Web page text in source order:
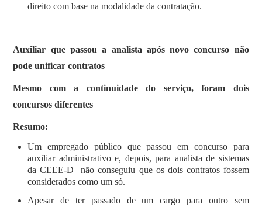
direito com base na modalidade da contratação.
Auxiliar que passou a analista após novo concurso não
pode unificar contratos
Mesmo com a continuidade do serviço, foram dois
concursos diferentes
Resumo:
Um empregado público que passou em concurso para
auxiliar administrativo e, depois, para analista de sistemas
da CEEE-D não conseguiu que os dois contratos fossem
considerados como um só.
Apesar de ter passado de um cargo para outro sem